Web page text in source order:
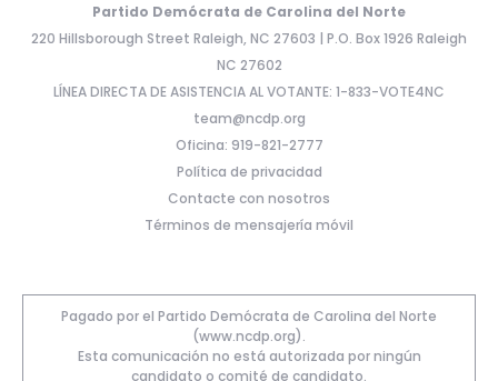
Partido Demócrata de Carolina del Norte
220 Hillsborough Street Raleigh, NC 27603 | P.O. Box 1926 Raleigh
NC 27602
LÍNEA DIRECTA DE ASISTENCIA AL VOTANTE: 1-833-VOTE4NC
team@ncdp.org
Oficina: 919-821-2777
Política de privacidad
Contacte con nosotros
Términos de mensajería móvil
Pagado por el Partido Demócrata de Carolina del Norte
(www.ncdp.org).
Esta comunicación no está autorizada por ningún
candidato o comité de candidato.